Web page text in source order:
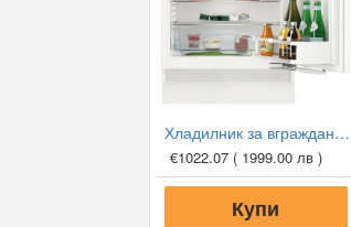
Хладилник за вграждане Liebherr UIKP 1554 Premium
€1022.07 ( 1999.00 лв )
Купи